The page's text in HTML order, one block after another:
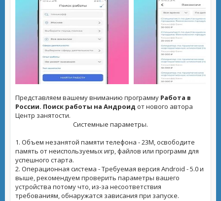
Представляем вашему вниманию программу Работа в
России. Поиск работы на Андроид от нового автора
Центр занятости.
Системные параметры.
1. Объем незанятой памяти телефона - 23M, освободите
память от неиспользуемых игр, файлов или программ для
успешного старта.
2. Операционная система - Требуемая версия Android - 5.0 и
выше, рекомендуем проверить параметры вашего
устройства потому что, из-за несоответствия
требованиям, обнаружатся зависания при запуске.